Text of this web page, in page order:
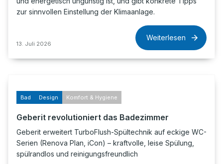
zur sinnvollen Einstellung der Klimaanlage.
13. Juli 2026
Weiterlesen
Bad Design Komfort & Hygiene
Geberit revolutioniert das Badezimmer
Geberit erweitert TurboFlush-Spültechnik auf eckige WC-
Serien (Renova Plan, iCon) – kraftvolle, leise Spülung,
spülrandlos und reinigungsfreundlich